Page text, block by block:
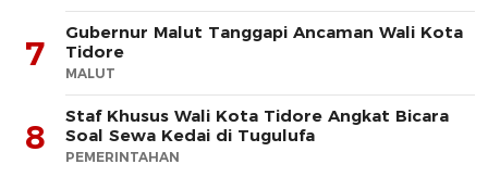
7
Gubernur Malut Tanggapi Ancaman Wali Kota
Tidore
MALUT
8
Staf Khusus Wali Kota Tidore Angkat Bicara
Soal Sewa Kedai di Tugulufa
PEMERINTAHAN